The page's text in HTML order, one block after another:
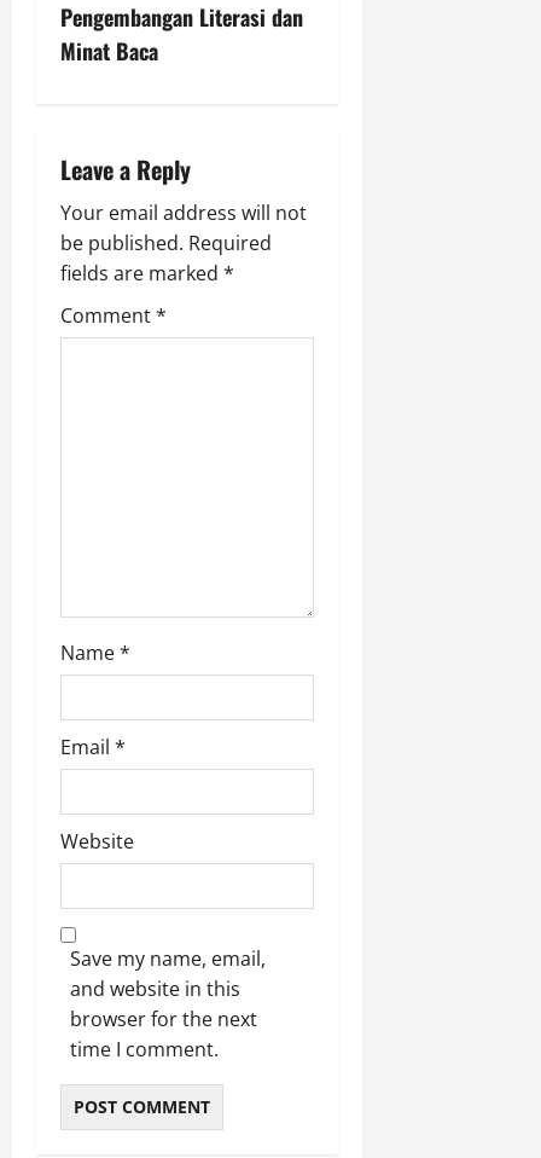
g
t
i
o
n
Pengembangan Literasi dan
Minat Baca
Leave a Reply
Your email address will not
be published. Required
fields are marked *
Comment*
Name*
Email *
Website
Save my name, email,
and website in this
browser for the next
time I comment.